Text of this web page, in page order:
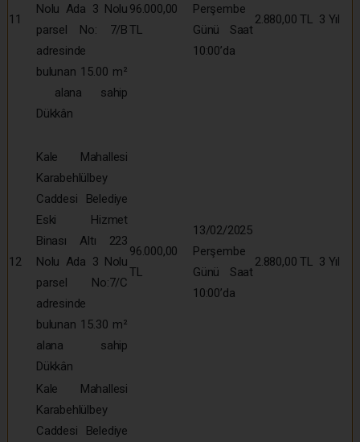
11
Nolu Ada 3 Nolu
parsel No: 7/B
adresinde
bulunan 15.00 m²
alana sahip
Dükkân
96.000,00
TL
Perşembe
Günü Saat
10:00’da
2.880,00 TL 3 Yıl
12
Kale Mahallesi
Karabehlülbey
Caddesi Belediye
Eski Hizmet
Binası Altı 223
Nolu Ada 3 Nolu
parsel No:7/C
adresinde
bulunan 15.30 m²
alana sahip
Dükkân
96.000,00
TL
13/02/2025
Perşembe
Günü Saat
10:00’da
2.880,00 TL 3 Yıl
Kale Mahallesi
Karabehlülbey
Caddesi Belediye